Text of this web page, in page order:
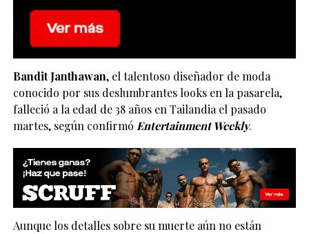
Bandit Janthawan, el talentoso diseñador de moda
conocido por sus deslumbrantes looks en la pasarela,
falleció a la edad de 38 años en Tailandia el pasado
martes, según confirmó Entertainment Weekly.
Aunque los detalles sobre su muerte aún no están